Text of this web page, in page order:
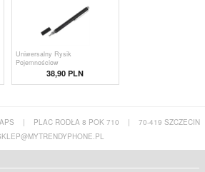
Uniwersalny Rysik
Pojemnościow
38,90 PLN
| PLAC RODŁA 8 POK 710 |
70-419 SZCZECIN